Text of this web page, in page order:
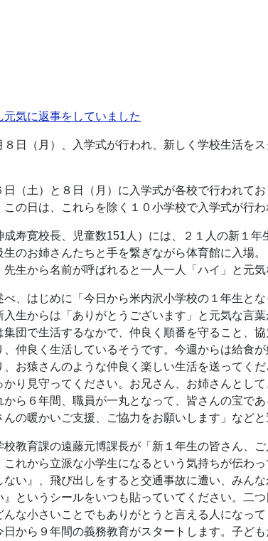
気に返事をしていました
日（月）、入学式が行われ、新しく学校生活を
（土）と８日（月）に入学式が各校で行われて
の日は、これらを除く１０小学校で入学式が行わ
寿寛校長、児童数151人）には、２１人の新１年
生のお姉さんたちと手を繋ぎながら体育館に入場
生から名前が呼ばれると一人一人「ハイ」と元気
、はじめに「今日から米内沢小学校の１年生と
生からは「ありがとうございます」と元気な言
団で生活するなかで、仲良く順番を守ること、
仲良く生活しているそうです。今週からは給食
、お猿さんのような仲良く楽しい生活を送ってく
かり見守ってください。お兄さん、お姉さんとし
ら６年間、職員が一丸となって、皆さんの宝で
の暖かいご支援、ご協力をお願いします」などと
教育課の遠藤元博課長が「新１年生の皆さん、
れから立派な小学生になるという気持ちが伝わ
い』、飛び出しをすると交通事故に遭い、みん
』というシールをいつも貼っていてください。二
な小さいことでもありがとうと言える人になっ
から９年間の義務教育がスタートします。子ど